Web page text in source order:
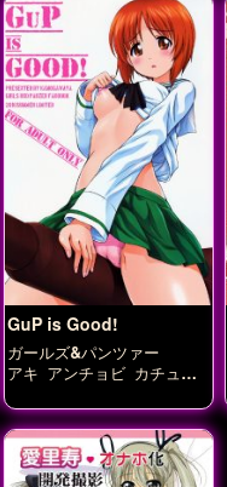
GuP is Good!
ガールズ&パンツァー
アキ アンチョビ カチュー
シャ クラーラ ケイ
リン ノンナ ミカ ミッコ
島田愛里寿 西住まほ 西住
みほ 西絹代